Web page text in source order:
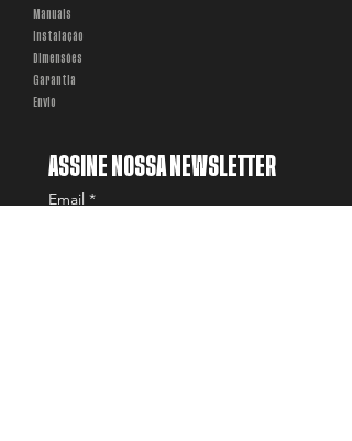
Manuais
Instalação
Dimensões
Garantia
Envio
ASSINE NOSSA NEWSLETTER
Email *